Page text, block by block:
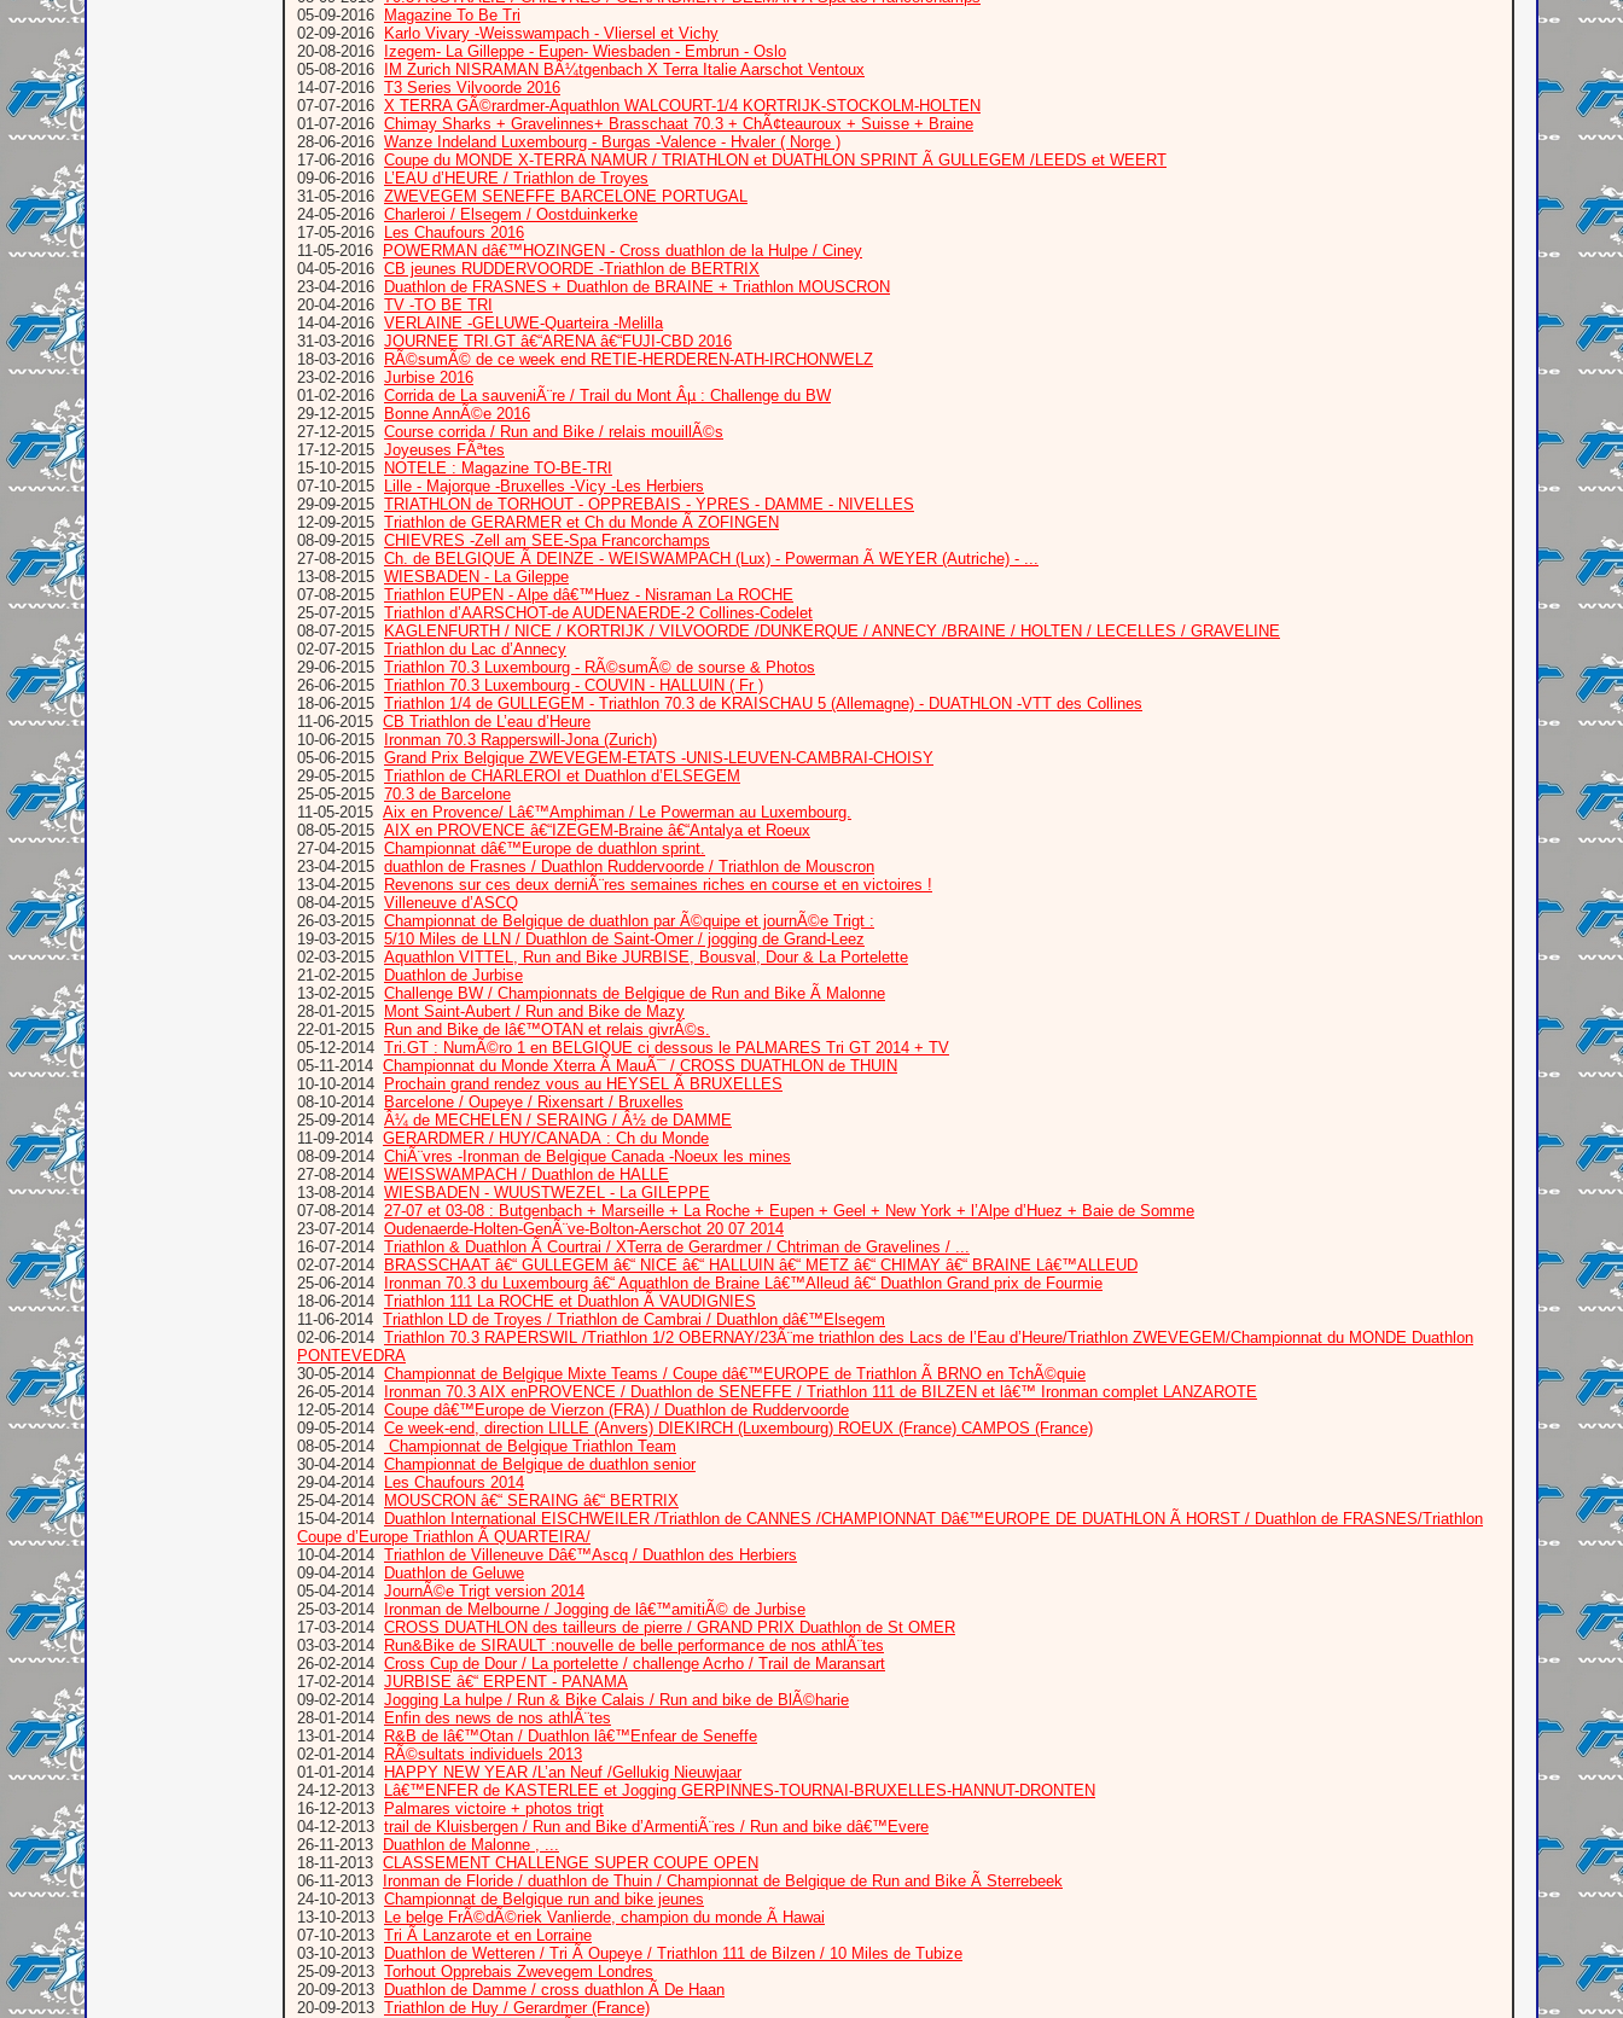
05-09-2016
Magazine To Be Tri
02-09-2016
Karlo Vivary -Weisswampach - Vliersel et Vichy
20-08-2016
Izegem- La Gilleppe - Eupen- Wiesbaden - Embrun - Oslo
05-08-2016
IM Zurich NISRAMAN BÃ¼tgenbach X Terra Italie Aarschot Ventoux
14-07-2016 T3 Series Vilvoorde 2016
07-07-2016 X TERRA GÃ©rardmer-Aquathlon WALCOURT-1/4 KORTRIJK-STOCKOLM-HOLTEN
01-07-2016 Chimay Sharks + Gravelinnes+ Brasschaat 70.3 + ChÃ¢teauroux + Suisse + Braine
28-06-2016 Wanze Indeland Luxembourg - Burgas -Valence - Hvaler ( Norge )
17-06-2016 Coupe du MONDE X-TERRA NAMUR / TRIATHLON et DUATHLON SPRINT Ã GULLEGEM /LEEDS et WEERT
09-06-2016
L’EAU d’HEURE / Triathlon de Troyes
31-05-2016 ZWEVEGEM SENEFFE BARCELONE PORTUGAL
24-05-2016 Charleroi / Elsegem / Oostduinkerke
17-05-2016
Les Chaufours 2016
11-05-2016
POWERMAN dâ€™HOZINGEN - Cross duathlon de la Hulpe / Ciney
04-05-2016 CB jeunes RUDDERVOORDE -Triathlon de BERTRIX
23-04-2016
Duathlon de FRASNES + Duathlon de BRAINE + Triathlon MOUSCRON
20-04-2016 TV -TO BE TRI
14-04-2016 VERLAINE -GELUWE-Quarteira -Melilla
31-03-2016 JOURNEE TRI.GT â€“ARENA â€“FUJI-CBD 2016
18-03-2016
RÃ©sumÃ© de ce week end RETIE-HERDEREN-ATH-IRCHONWELZ
23-02-2016 Jurbise 2016
01-02-2016 Corrida de La sauveniÃ¨re / Trail du Mont Âµ : Challenge du BW
29-12-2015
Bonne AnnÃ©e 2016
27-12-2015 Course corrida / Run and Bike / relais mouillÃ©s
17-12-2015 Joyeuses FÃªtes
15-10-2015
NOTELE : Magazine TO-BE-TRI
07-10-2015
Lille - Majorque -Bruxelles -Vicy -Les Herbiers
29-09-2015 TRIATHLON de TORHOUT - OPPREBAIS - YPRES - DAMME - NIVELLES
12-09-2015 Triathlon de GERARMER et Ch du Monde Ã ZOFINGEN
08-09-2015 CHIEVRES -Zell am SEE-Spa Francorchamps
27-08-2015 Ch. de BELGIQUE Ã DEINZE - WEISWAMPACH (Lux) - Powerman Ã WEYER (Autriche) - ...
13-08-2015 WIESBADEN - La Gileppe
07-08-2015 Triathlon EUPEN - Alpe dâ€™Huez - Nisraman La ROCHE
25-07-2015 Triathlon d’AARSCHOT-de AUDENAERDE-2 Collines-Codelet
08-07-2015
KAGLENFURTH / NICE / KORTRIJK / VILVOORDE /DUNKERQUE / ANNECY /BRAINE / HOLTEN / LECELLES / GRAVELINE
02-07-2015 Triathlon du Lac d’Annecy
29-06-2015 Triathlon 70.3 Luxembourg - RÃ©sumÃ© de sourse & Photos
26-06-2015 Triathlon 70.3 Luxembourg - COUVIN - HALLUIN ( Fr )
18-06-2015 Triathlon 1/4 de GULLEGEM - Triathlon 70.3 de KRAISCHAU 5 (Allemagne) - DUATHLON -VTT des Collines
11-06-2015 CB Triathlon de L’eau d’Heure
10-06-2015
Ironman 70.3 Rapperswill-Jona (Zurich)
05-06-2015 Grand Prix Belgique ZWEVEGEM-ETATS -UNIS-LEUVEN-CAMBRAI-CHOISY
29-05-2015 Triathlon de CHARLEROI et Duathlon d’ELSEGEM
25-05-2015 70.3 de Barcelone
11-05-2015 Aix en Provence/ Lâ€™Amphiman / Le Powerman au Luxembourg.
08-05-2015 AIX en PROVENCE â€“IZEGEM-Braine â€“Antalya et Roeux
27-04-2015 Championnat dâ€™Europe de duathlon sprint.
23-04-2015 duathlon de Frasnes / Duathlon Ruddervoorde / Triathlon de Mouscron
13-04-2015
Revenons sur ces deux derniÃ¨res semaines riches en course et en victoires !
08-04-2015 Villeneuve d’ASCQ
26-03-2015 Championnat de Belgique de duathlon par Ã©quipe et journÃ©e Trigt :
19-03-2015 5/10 Miles de LLN / Duathlon de Saint-Omer / jogging de Grand-Leez
02-03-2015 Aquathlon VITTEL, Run and Bike JURBISE, Bousval, Dour & La Portelette
21-02-2015
Duathlon de Jurbise
13-02-2015 Challenge BW / Championnats de Belgique de Run and Bike Ã Malonne
28-01-2015
Mont Saint-Aubert / Run and Bike de Mazy
22-01-2015
Run and Bike de lâ€™OTAN et relais givrÃ©s.
05-12-2014 Tri.GT : NumÃ©ro 1 en BELGIQUE ci dessous le PALMARES Tri GT 2014 + TV
05-11-2014 Championnat du Monde Xterra Ã MauÃ¯ / CROSS DUATHLON de THUIN
10-10-2014
Prochain grand rendez vous au HEYSEL Ã BRUXELLES
08-10-2014
Barcelone / Oupeye / Rixensart / Bruxelles
25-09-2014 Â¼ de MECHELEN / SERAING / Â½ de DAMME
11-09-2014 GERARDMER / HUY/CANADA : Ch du Monde
08-09-2014 ChiÃ¨vres -Ironman de Belgique Canada -Noeux les mines
27-08-2014 WEISSWAMPACH / Duathlon de HALLE
13-08-2014 WIESBADEN - WUUSTWEZEL - La GILEPPE
07-08-2014 27-07 et 03-08 : Butgenbach + Marseille + La Roche + Eupen + Geel + New York + l’Alpe d’Huez + Baie de Somme
23-07-2014 Oudenaerde-Holten-GenÃ¨ve-Bolton-Aerschot 20 07 2014
16-07-2014 Triathlon & Duathlon Ã Courtrai / XTerra de Gerardmer / Chtriman de Gravelines / ...
02-07-2014
BRASSCHAAT â€“ GULLEGEM â€“ NICE â€“ HALLUIN â€“ METZ â€“ CHIMAY â€“ BRAINE Lâ€™ALLEUD
25-06-2014
Ironman 70.3 du Luxembourg â€“ Aquathlon de Braine Lâ€™Alleud â€“ Duathlon Grand prix de Fourmie
18-06-2014 Triathlon 111 La ROCHE et Duathlon Ã VAUDIGNIES
11-06-2014 Triathlon LD de Troyes / Triathlon de Cambrai / Duathlon dâ€™Elsegem
02-06-2014 Triathlon 70.3 RAPERSWIL /Triathlon 1/2 OBERNAY/23Ã¨me triathlon des Lacs de l’Eau d’Heure/Triathlon ZWEVEGEM/Championnat du MONDE Duathlon
PONTEVEDRA
30-05-2014 Championnat de Belgique Mixte Teams / Coupe dâ€™EUROPE de Triathlon Ã BRNO en TchÃ©quie
26-05-2014
Ironman 70.3 AIX enPROVENCE / Duathlon de SENEFFE / Triathlon 111 de BILZEN et lâ€™ Ironman complet LANZAROTE
12-05-2014 Coupe dâ€™Europe de Vierzon (FRA) / Duathlon de Ruddervoorde
09-05-2014 Ce week-end, direction LILLE (Anvers) DIEKIRCH (Luxembourg) ROEUX (France) CAMPOS (France)
08-05-2014
Championnat de Belgique Triathlon Team
30-04-2014 Championnat de Belgique de duathlon senior
29-04-2014
Les Chaufours 2014
25-04-2014
MOUSCRON â€“ SERAING â€“ BERTRIX
15-04-2014
Duathlon International EISCHWEILER /Triathlon de CANNES /CHAMPIONNAT Dâ€™EUROPE DE DUATHLON Ã HORST / Duathlon de FRASNES/Triathlon
Coupe d’Europe Triathlon Ã QUARTEIRA/
10-04-2014 Triathlon de Villeneuve Dâ€™Ascq / Duathlon des Herbiers
09-04-2014
Duathlon de Geluwe
05-04-2014 JournÃ©e Trigt version 2014
25-03-2014
Ironman de Melbourne / Jogging de lâ€™amitiÃ© de Jurbise
17-03-2014 CROSS DUATHLON des tailleurs de pierre / GRAND PRIX Duathlon de St OMER
03-03-2014
Run&Bike de SIRAULT :nouvelle de belle performance de nos athlÃ¨tes
26-02-2014 Cross Cup de Dour / La portelette / challenge Acrho / Trail de Maransart
17-02-2014 JURBISE â€“ ERPENT - PANAMA
09-02-2014 Jogging La hulpe / Run & Bike Calais / Run and bike de BlÃ©harie
28-01-2014
Enfin des news de nos athlÃ¨tes
13-01-2014
R&B de lâ€™Otan / Duathlon lâ€™Enfear de Seneffe
02-01-2014
RÃ©sultats individuels 2013
01-01-2014
HAPPY NEW YEAR /L’an Neuf /Gellukig Nieuwjaar
24-12-2013
Lâ€™ENFER de KASTERLEE et Jogging GERPINNES-TOURNAI-BRUXELLES-HANNUT-DRONTEN
16-12-2013
Palmares victoire + photos trigt
04-12-2013 trail de Kluisbergen / Run and Bike d’ArmentiÃ¨res / Run and bike dâ€™Evere
26-11-2013
Duathlon de Malonne , ...
18-11-2013 CLASSEMENT CHALLENGE SUPER COUPE OPEN
06-11-2013
Ironman de Floride / duathlon de Thuin / Championnat de Belgique de Run and Bike Ã Sterrebeek
24-10-2013 Championnat de Belgique run and bike jeunes
13-10-2013
Le belge FrÃ©dÃ©riek Vanlierde, champion du monde Ã Hawai
07-10-2013 Tri Ã Lanzarote et en Lorraine
03-10-2013
Duathlon de Wetteren / Tri Ã Oupeye / Triathlon 111 de Bilzen / 10 Miles de Tubize
25-09-2013 Torhout Opprebais Zwevegem Londres
20-09-2013
Duathlon de Damme / cross duathlon Ã De Haan
20-09-2013 Triathlon de Huy / Gerardmer (France)